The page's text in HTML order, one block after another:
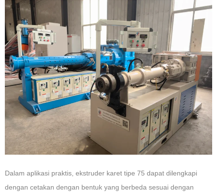
Dalam aplikasi praktis, ekstruder karet tipe 75 dapat dilengkapi
dengan cetakan dengan bentuk yang berbeda sesuai dengan